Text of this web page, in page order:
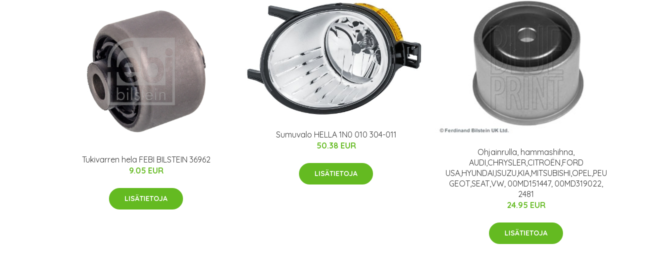
Tukivarren hela FEBI BILSTEIN 36962
9.05 EUR
LISÄTIETOJA
Sumuvalo HELLA 1N0 010 304-011
50.38 EUR
LISÄTIETOJA
Ohjainrulla, hammashihna,
AUDI,CHRYSLER,CITROËN,FORD
USA,HYUNDAI,ISUZU,KIA,MITSUBISHI,OPEL,PEU
GEOT,SEAT,VW, 00MD151447, 00MD319022,
2481
24.95 EUR
LISÄTIETOJA